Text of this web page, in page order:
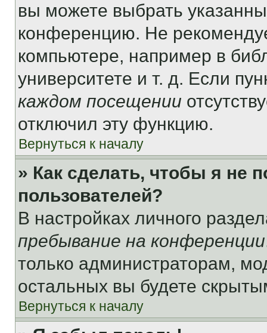
вы можете выбрать
конференцию. Не
компьютере, например в
университете и т. д. Если
каждом посещении
отключил эту функцию.
Вернуться к началу
» Как сделать, чтобы я не
пользователей?
В настройках личного
пребывание на конференции
только администраторам,
остальных вы будете
Вернуться к началу